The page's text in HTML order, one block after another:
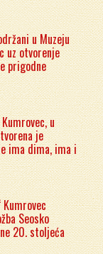
u Muzeju
uz otvorenje
prigodne
u
je
ima dima, ima i
Seosko
20. stoljeća